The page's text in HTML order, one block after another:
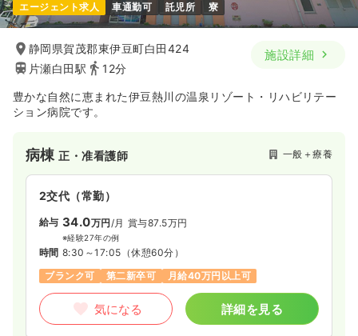
エージェント求人 車通勤可 託児所 寮
静岡県賀茂郡東伊豆町白田424
片瀬白田駅
12分
施設詳細
豊かな自然に恵まれた伊豆熱川の温泉リゾート・リハビリテー
ション病院です。
病棟正・准看護師 一般＋療養
2交代（常勤）
給与 34.0万円 /月 賞与87.5万円
※経験27年の例
時間 8:30～17:05 （休憩60分）
ブランク可
第二新卒可 月給40万円以上可
気になる 詳細を見る